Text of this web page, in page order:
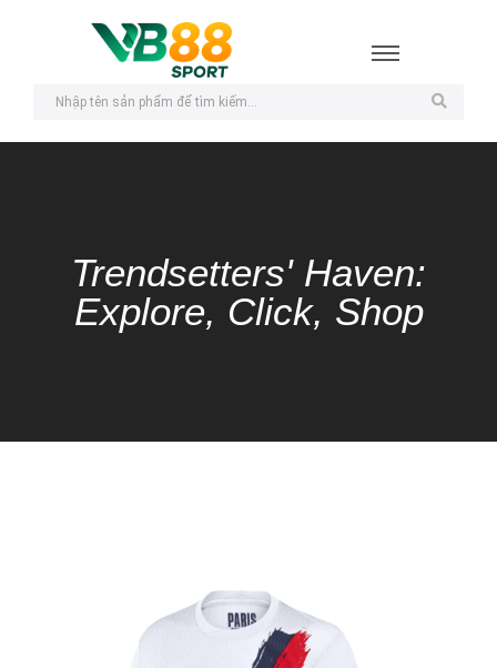
Trendsetters' Haven:
Explore, Click, Shop